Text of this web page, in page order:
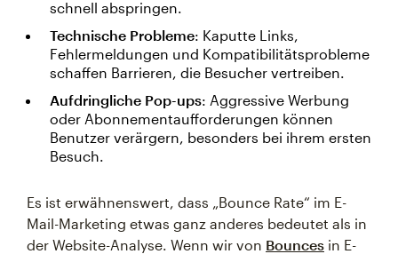
schnell abspringen.
Technische Probleme: Kaputte Links,
Fehlermeldungen und Kompatibilitätsprobleme
schaffen Barrieren, die Besucher vertreiben.
Aufdringliche Pop-ups: Aggressive Werbung
oder Abonnementaufforderungen können
Benutzer verärgern, besonders bei ihrem ersten
Besuch.
Es ist erwähnenswert, dass „Bounce Rate“ im E-
Mail-Marketing etwas ganz anderes bedeutet als in
der Website-Analyse. Wenn wir von Bounces in E-